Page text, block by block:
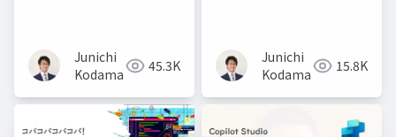
Junichi
Kodama
45.3K
Junichi
Kodama
15.8K